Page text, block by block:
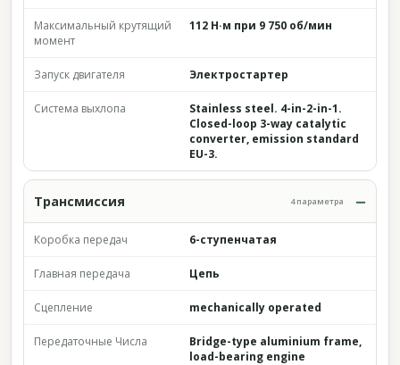
Максимальный крутящий
момент
112 Н·м при 9 750 об/мин
Запуск двигателя Электростартер
Система выхлопа
Stainless steel. 4-in-2-in-1.
Closed-loop 3-way catalytic
converter, emission standard
EU-3.
Трансмиссия 4 параметра
Коробка передач 6-ступенчатая
Главная передача Цепь
Сцепление mechanically operated
Передаточные Числа
Bridge-type aluminium frame,
load-bearing engine